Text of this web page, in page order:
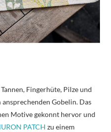
Fingerhüte, Pilze und
Gobelin. Das
Motive gekonnt hervor und
PATCH zu einem